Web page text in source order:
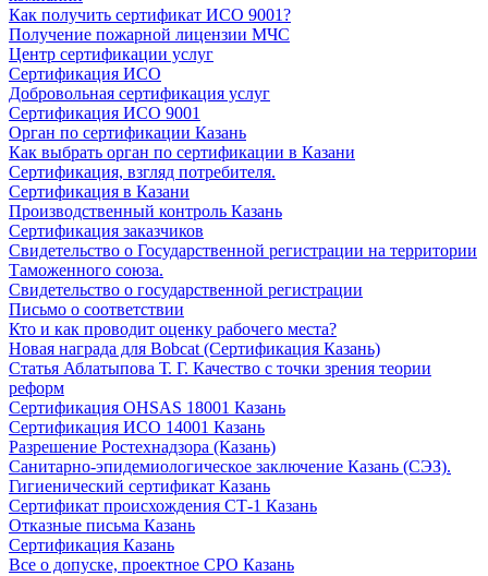
Как получить сертификат ИСО 9001?
Получение пожарной лицензии МЧС
Центр сертификации услуг
Сертификация ИСО
Добровольная сертификация услуг
Сертификация ИСО 9001
Орган по сертификации Казань
Как выбрать орган по сертификации в Казани
Сертификация, взгляд потребителя.
Сертификация в Казани
Производственный контроль Казань
Сертификация заказчиков
Свидетельство о Государственной регистрации на территории
Таможенного союза.
Свидетельство о государственной регистрации
Письмо о соответствии
Кто и как проводит оценку рабочего места?
Новая награда для Bobcat (Сертификация Казань)
Статья Аблатыпова Т. Г. Качество с точки зрения теории
реформ
Сертификация OHSAS 18001 Казань
Сертификация ИСО 14001 Казань
Разрешение Ростехнадзора (Казань)
Санитарно-эпидемиологическое заключение Казань (СЭЗ).
Гигиенический сертификат Казань
Сертификат происхождения СТ-1 Казань
Отказные письма Казань
Сертификация Казань
Все о допуске, проектное СРО Казань